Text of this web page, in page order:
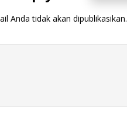
Anda tidak akan dipublikasikan.